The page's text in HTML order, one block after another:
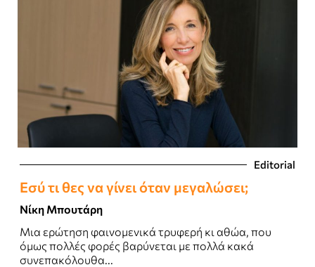
Editorial
Εσύ τι θες να γίνει όταν μεγαλώσει;
Νίκη Μπουτάρη
Μια ερώτηση φαινομενικά τρυφερή κι αθώα, που
όμως πολλές φορές βαρύνεται με πολλά κακά
συνεπακόλουθα...